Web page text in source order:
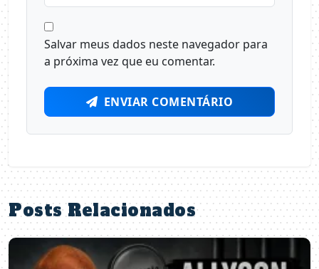
Salvar meus dados neste navegador para
a próxima vez que eu comentar.
ENVIAR COMENTÁRIO
Posts Relacionados